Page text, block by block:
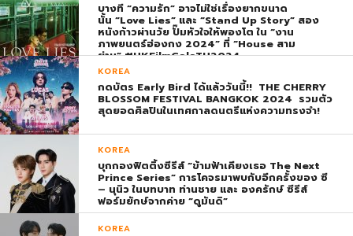
บางที “ความรัก” อาจไม่ใช่เรื่องยากขนาด
นั้น “Love Lies” และ “Stand Up Story” สอง
หนังก้าวผ่านวัย ปั๊มหัวใจให้พองโต ใน “งาน
ภาพยนตร์ฮ่องกง 2024” ที่ “House สาม
ย่าน” #HKFilmGalaTH2024
KOREA
กดบัตร Early Bird ได้แล้ววันนี้!! THE CHERRY
BLOSSOM FESTIVAL BANGKOK 2024 รวมตัว
สุดยอดศิลปินในเทศกาลดนตรีแห่งความทรงจำ!
KOREA
บุกกองฟิตติ้งซีรีส์ “ข้ามฟ้าเคียงเธอ The Next
Prince Series” การโคจรมาพบกับอีกครั้งของ ซี
– นุนิว ในบทบาท ท่านชาย และ องครักษ์ ซีรีส์
ฟอร์มยักษ์จากค่าย “ดูมันดิ”
KOREA